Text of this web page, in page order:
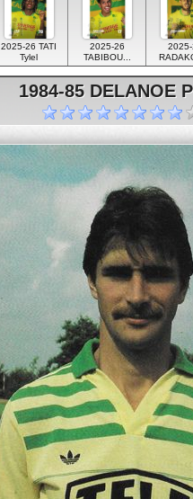
2025-26 TATI
Tylel
2025-26
TABIBOU...
1984-85 DELANOE